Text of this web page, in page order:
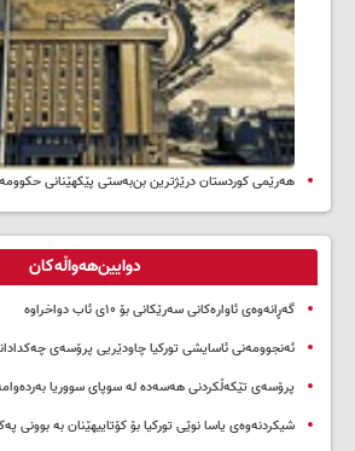
هەرێمی کوردستان درێژترین بن‌بەستی پێکهێنانی
دوایین‌هەواڵەکان
گەڕانەوەی ئاوارەکانی سەرێکانی بۆ ۱۰ی ئاب دواخراوە
ئەنجوومەنی ئاسایشی تورکیا چاودێریی پرۆسەی
پرۆسەی تێکەڵکردنی هەسەدە لە سوپای سووریا
شیکردنەوەی یاسا نوێی تورکیا بۆ کۆتاییهێنان بە بوونی